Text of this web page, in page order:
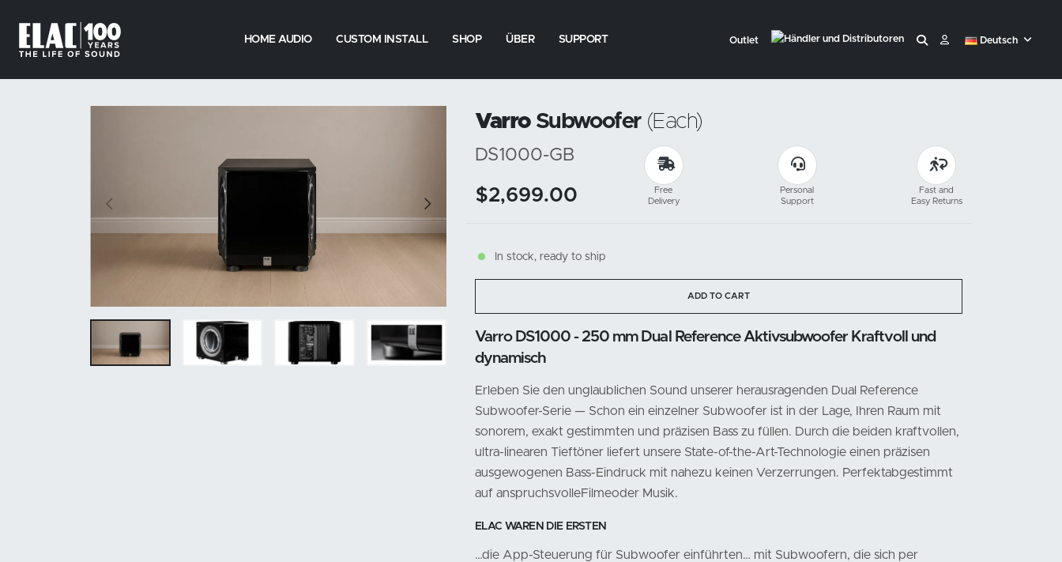
HOME AUDIO CUSTOM INSTALL SHOP ÜBER SUPPORT Outlet Deutsch
VarroSubwoofer (Each)
DS1000-GB
$2,699.00
Free
Delivery
Personal
Support
Fast and
Easy Returns
In stock, ready to ship
ADD TO CART
Varro DS1000 - 250 mm Dual Reference Aktivsubwoofer Kraftvoll und
dynamisch
Erleben Sie den unglaublichen Sound unserer herausragenden Dual Reference
Subwoofer-Serie — Schon ein einzelner Subwoofer ist in der Lage, Ihren Raum mit
sonorem, exakt gestimmten und präzisen Bass zu füllen. Durch die beiden kraftvollen,
ultra-linearen Tieftöner liefert unsere State-of-the-Art-Technologie einen präzisen
ausgewogenen Bass-Eindruck mit nahezu keinen Verzerrungen. Perfektabgestimmt
auf anspruchsvolleFilmeoder Musik.
ELAC WAREN DIE ERSTEN
…die App-Steuerung für Subwoofer einführten… mit Subwoofern, die sich per